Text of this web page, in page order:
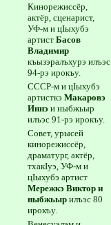
Кинорежиссёр,
актёр, сценарист,
УФ-м и цIыхубэ
артистБасов
Владимир
къызэралъхурэ илъэс
94-рэ ирокъу.
СССР-м и цIыхубэ
артисткэМакаровэ
Иннэ и ныбжьыр
илъэс 91-рэ ирокъу.
Совет, урысей
кинорежиссёр,
драматург, актёр,
тхакIуэ, УФ-м и
цIыхубэ артист
Мережкэ Виктор и
ныбжьыр илъэс 80
ирокъу.